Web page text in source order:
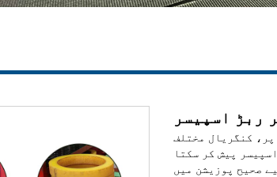
ربڑ اسپیسر
کنگریال مختلف
پیش کر سکتا
صحیح پوزیشن میں